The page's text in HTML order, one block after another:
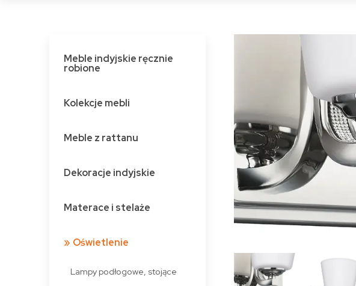
Meble indyjskie ręcznie
robione
Kolekcje mebli
Meble z rattanu
Dekoracje indyjskie
Materace i stelaże
Oświetlenie
Lampy podłogowe, stojące